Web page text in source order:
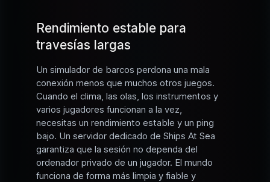
Rendimiento estable para
travesías largas
Un simulador de barcos perdona una mala
conexión menos que muchos otros juegos.
Cuando el clima, las olas, los instrumentos y
varios jugadores funcionan a la vez,
necesitas un rendimiento estable y un ping
bajo. Un servidor dedicado de Ships At Sea
garantiza que la sesión no dependa del
ordenador privado de un jugador. El mundo
funciona de forma más limpia y fiable y